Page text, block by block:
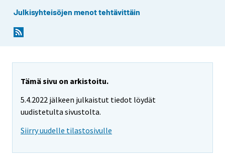
Julkisyhteisöjen menot tehtävittäin
Tämä sivu on arkistoitu.
5.4.2022 jälkeen julkaistut tiedot löydät
uudistetulta sivustolta.
Siirry uudelle tilastosivulle